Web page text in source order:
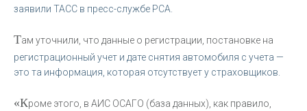
заявили ТАСС в пресс-службе РСА.
Там уточнили, что данные о регистрации, постановке на
регистрационный учет и дате снятия автомобиля с учета —
это та информация, которая отсутствует у страховщиков.
«Кроме этого, в АИС ОСАГО (база данных), как правило,